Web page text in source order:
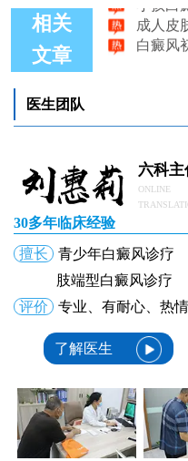
相关
文章
成人皮
白癜风
医生团队
六科主
ONLINE
30多年临床经验
擅长
青少年白癜风诊疗
肢端型白癜风诊疗
评价
专业、有耐心、热情
了解医生